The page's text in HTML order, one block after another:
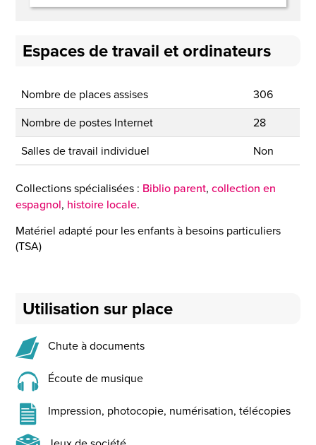
Espaces de travail et ordinateurs
Nombre de places assises
306
Nombre de postes Internet
28
Salles de travail individuel
Non
Collections spécialisées : Biblio parent,collection en
espagnol, histoire locale.
Matériel adapté pour les enfants à besoins particuliers
(TSA)
Utilisation sur place
Chute à documents
Écoute de musique
Impression, photocopie, numérisation, télécopies